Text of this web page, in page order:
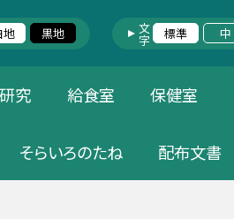
地 黒地 文字 標準 中
究 給食室 保健室
そらいろのたね 配布文書